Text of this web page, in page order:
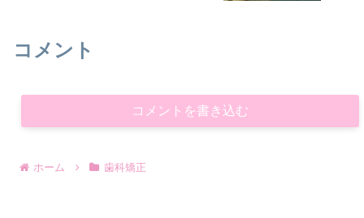
コメント
コメントを書き込む
ホーム 歯科矯正